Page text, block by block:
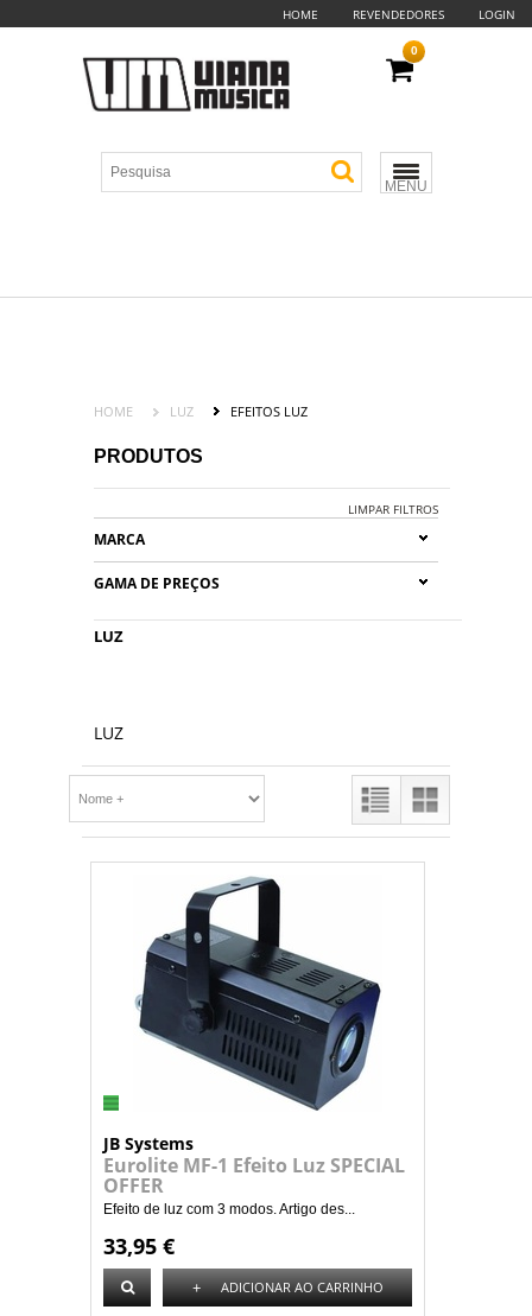
HOME REVENDEDORES LOGIN
MENU
0
HOME LUZ EFEITOS LUZ
PRODUTOS
LIMPAR FILTROS
MARCA
GAMA DE PREÇOS
LUZ
LUZ
JB Systems
Eurolite MF-1 Efeito Luz SPECIAL
OFFER
Efeito de luz com 3 modos. Artigo des...
33,95 €
+ ADICIONAR AO CARRINHO